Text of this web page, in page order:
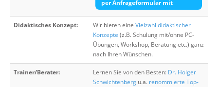
per Anfrageformular mit
Didaktisches Konzept: Wir bieten eine Vielzahl didaktischer
Konzepte (z.B. Schulung mit/ohne PC-
Übungen, Workshop, Beratung etc.) ganz
nach Ihren Wünschen.
Trainer/Berater: Lernen Sie von den Besten: Dr. Holger
Schwichtenberg u.a. renommierte Top-